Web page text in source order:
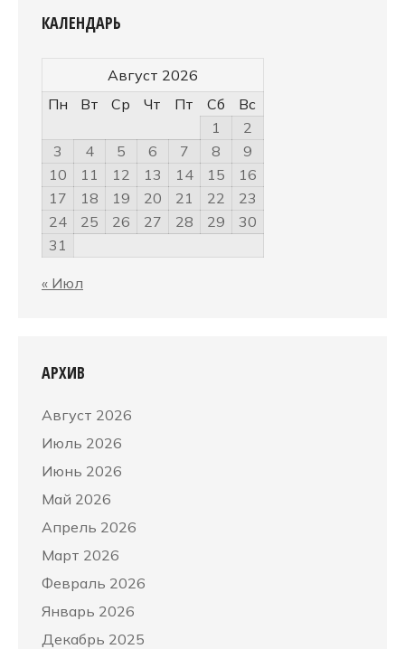
КАЛЕНДАРЬ
Август 2026
Пн
Вт Ср Чт Пт Сб
Вс
1
2
3
4 5 6 7 8
9
10
11 12 13 14 15
16
17
18 19 20 21 22
23
24
25 26 27 28 29
30
31
« Июл
АРХИВ
Август 2026
Июль 2026
Июнь 2026
Май 2026
Апрель 2026
Март 2026
Февраль 2026
Январь 2026
Декабрь 2025